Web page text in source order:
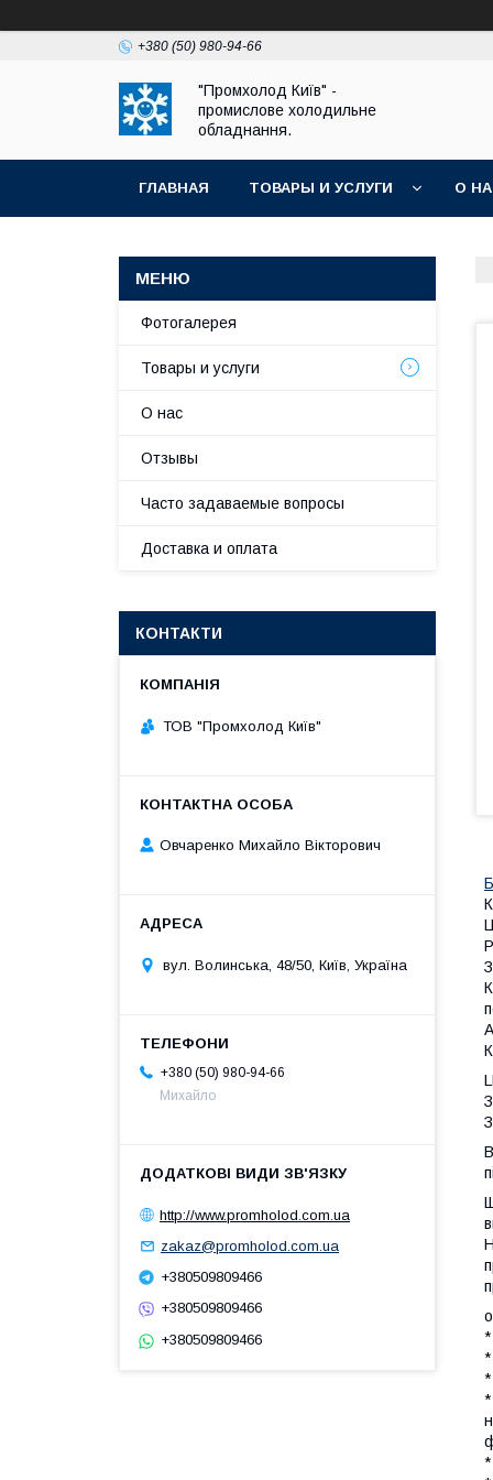
+380 (50) 980-94-66
"Промхолод Київ" -
промислове холодильне
обладнання.
ГЛАВНАЯ ТОВАРЫ И УСЛУГИ О
*
*
*
*
*
Фотогалерея
Товары и услуги
О нас
Отзывы
Часто задаваемые вопросы
Доставка и оплата
КОНТАКТИ
ТОВ "Промхолод Київ"
Овчаренко Михайло Вікторович
вул. Bолинська, 48/50, Київ, Україна
+380 (50) 980-94-66
Михайло
http://www.promholod.com.ua
zakaz@promholod.com.ua
+380509809466
+380509809466
+380509809466